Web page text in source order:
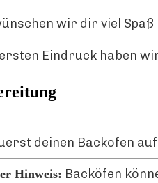
wir dir viel Spaß
Eindruck haben
deinen Backofen
Hinweis: Backöfen